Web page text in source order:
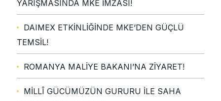
YARIŞMASINDA MKE İMZASI!
DAIMEX ETKİNLİĞİNDE MKE’DEN GÜÇLÜ
TEMSİL!
ROMANYA MALİYE BAKANI’NA ZİYARET!
MİLLÎ GÜCÜMÜZÜN GURURU İLE SAHA